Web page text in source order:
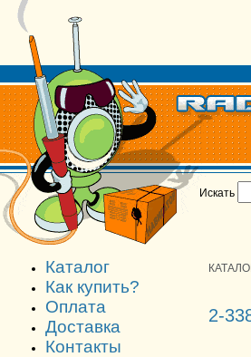
Искать
Каталог
Как купить?
Оплата
Доставка
Контакты
2-